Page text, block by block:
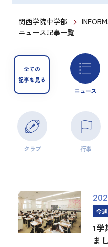
関西学院中学部
ニュース記事一覧
全ての
記事を見る
ニュース
クラブ 行事
今
1
ま